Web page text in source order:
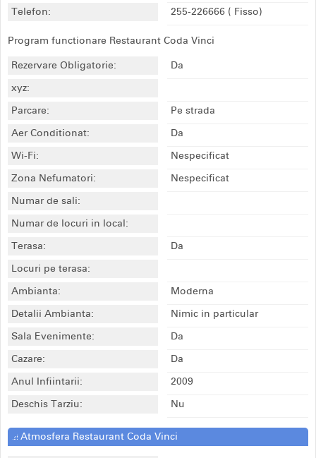
Telefon:
255-226666( Fisso)
Program functionare Restaurant Coda Vinci
Rezervare Obligatorie:
Da
xyz:
Parcare:
Pe strada
Aer Conditionat:
Da
Wi-Fi:
Nespecificat
Zona Nefumatori:
Nespecificat
Numar de sali:
Numar de locuri in local:
Terasa:
Da
Locuri pe terasa:
Ambianta:
Moderna
Detalii Ambianta:
Nimic in particular
Sala Evenimente:
Da
Cazare:
Da
Anul Infiintarii:
2009
Deschis Tarziu:
Nu
Atmosfera Restaurant Coda Vinci